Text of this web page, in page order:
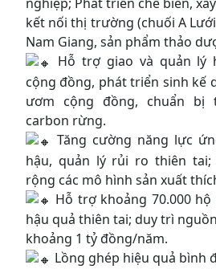
kết nối thị trường (chuối A
Nam Giang, sản phẩm thảo
Hỗ trợ giao và quản lý
cộng đồng, phát triển sinh kế
ươm cộng đồng, chuẩn bị
carbon rừng.
Tăng cường năng lực
hậu, quản lý rủi ro thiên tai;
rộng các mô hình sản xuất
Hỗ trợ khoảng 70.000
hậu quả thiên tai; duy trì
khoảng 1 tỷ đồng/năm.
Lồng ghép hiệu quả bình